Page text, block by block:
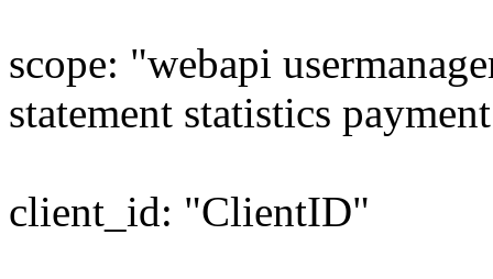
scope: "webapi
statement statistics
client_id: "ClientID"